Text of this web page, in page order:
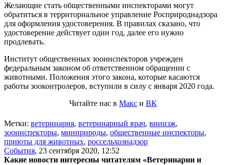
Желающие стать общественными инспекторами могут
обратиться в территориальное управление Росприроднадзора
для оформления удостоверения. В правилах сказано, что
удостоверение действует один год, далее его нужно
продлевать.
Институт общественных зооинспекторов учрежден
федеральным законом об ответственном обращении с
животными. Положения этого закона, которые касаются
работы зооконтролеров, вступили в силу с января 2020 года.
Читайте нас в Макс и ВК
Метки: ветеринария, ветеринарный врач, вниизж,
зооинспекторы, минприроды, общественные инспекторы,
приюты для животных, россельхознадзор
События, 23 сентября 2020, 12:52
Какие новости интересны читателям «Ветеринарии и